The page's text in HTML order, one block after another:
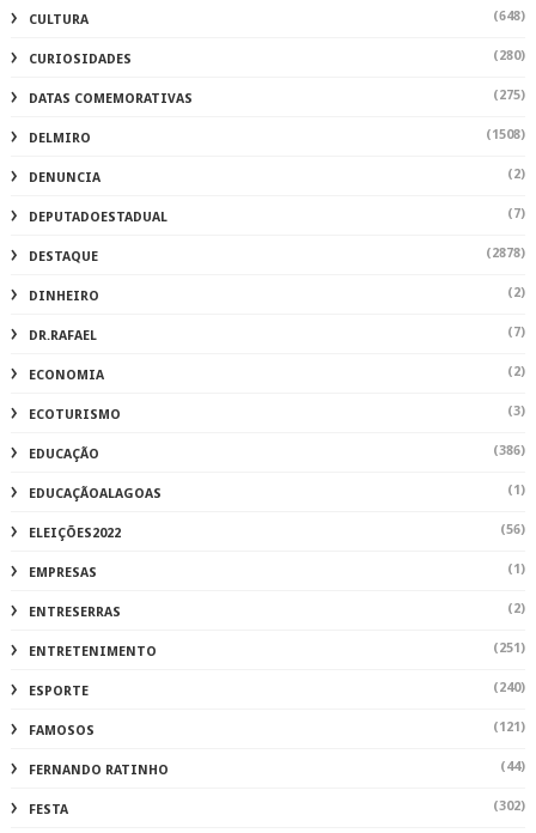
CULTURA (648)
CURIOSIDADES (280)
DATAS COMEMORATIVAS (275)
DELMIRO (1508)
DENUNCIA (2)
DEPUTADOESTADUAL (7)
DESTAQUE (2878)
DINHEIRO (2)
DR.RAFAEL (7)
ECONOMIA (2)
ECOTURISMO (3)
EDUCAÇÃO (386)
EDUCAÇÃOALAGOAS (1)
ELEIÇÕES2022 (56)
EMPRESAS (1)
ENTRESERRAS (2)
ENTRETENIMENTO (251)
ESPORTE (240)
FAMOSOS (121)
FERNANDO RATINHO (44)
FESTA (302)